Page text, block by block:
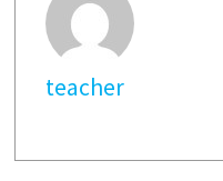
teacher